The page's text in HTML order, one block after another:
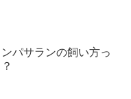
パサランの飼い方っ